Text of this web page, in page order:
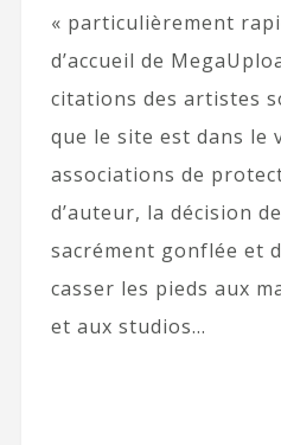
« particulièrement
d’accueil de
citations des artistes
que le site est dans le
associations de
d’auteur, la décision
sacrément gonflée et
casser les pieds aux
et aux studios…